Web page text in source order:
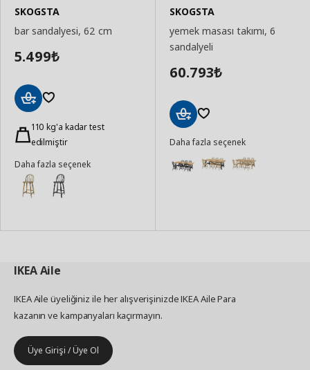
SKOGSTA
bar sandalyesi, 62 cm
5.499₺
Ekle 110 kg'a kadar test
edilmiştir
Daha fazla seçenek
SKOGSTA
yemek masası takımı, 6
sandalyeli
60.793₺
Ekle
Daha fazla seçenek
IKEAAile
IKEA Aile üyeliğiniz ile her alışverişinizde IKEA Aile Para
kazanın ve kampanyaları kaçırmayın.
Üye Girişi / Üye Ol